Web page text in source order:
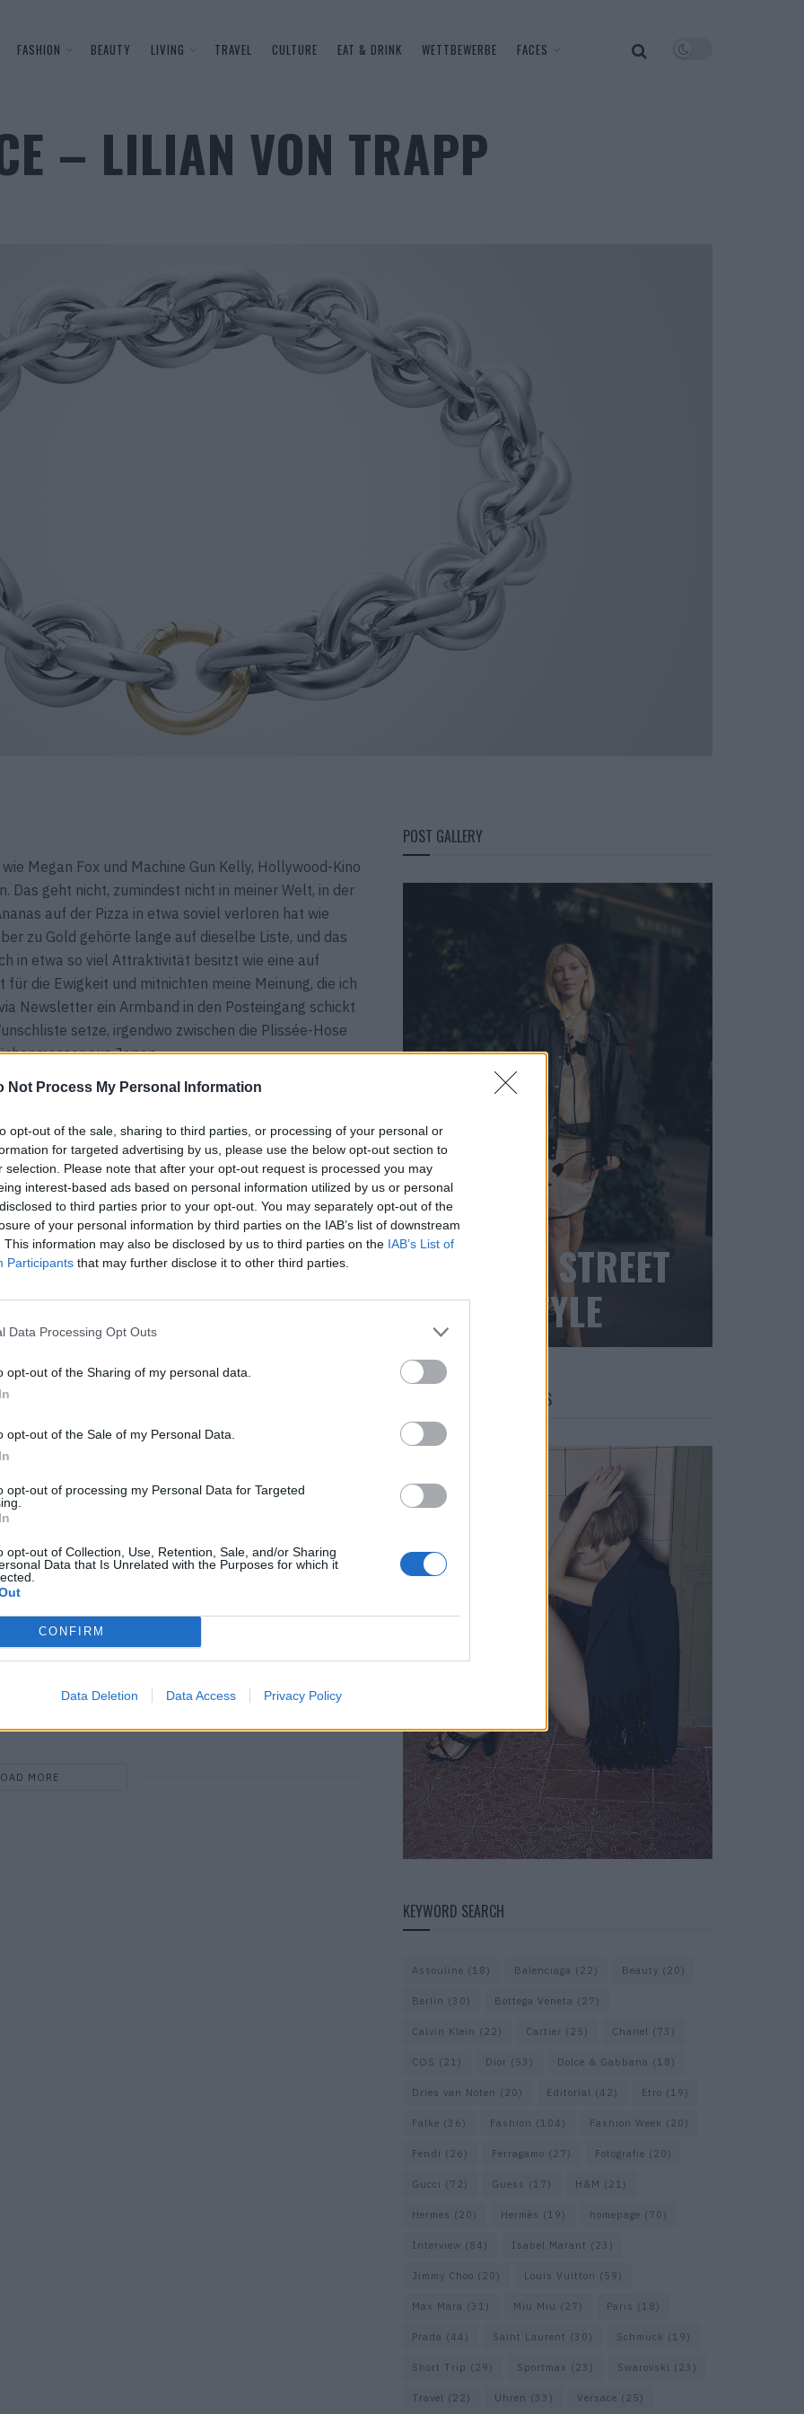
Not Process My Personal Information
opt-out of the sale, sharing to third parties, or processing of your personal or
for targeted advertising by us, please use the below opt-out section to
selection. Please note that after your opt-out request is processed you may
interest-based ads based on personal information utilized by us or personal
to third parties prior to your opt-out. You may separately opt-out of the
of your personal information by third parties on the IAB’s list of downstream
This information may also be disclosed by us to third parties on the IAB’s List of
Participants that may further disclose it to other third parties.
Data Processing Opt Outs
opt-out of the Sharing of my personal data.
opt-out of the Sale of my Personal Data.
opt-out of processing my Personal Data for Targeted
opt-out of Collection, Use, Retention, Sale, and/or Sharing
Data that Is Unrelated with the Purposes for which it
CONFIRM
Data Deletion Data Access Privacy Policy
FASHION BEAUTY LIVING TRAVEL CULTURE EAT & DRINK WETTBEWERBE FACES
– LILIAN VON TRAPP
Megan Fox und Machine Gun Kelly, Hollywood-Kino
Das geht nicht, zumindest nicht in meiner Welt, in der
auf der Pizza in etwa soviel verloren hat wie
zu Gold gehörte lange auf dieselbe Liste, und das
in etwa so viel Attraktivität besitzt wie eine auf
die Ewigkeit und mitnichten meine Meinung, die ich
Newsletter ein Armband in den Posteingang schickt
setze, irgendwo zwischen die Plissée-Hose
aus Japan.
Schmuck Silberschmuck
FASHION
Director Jeffrey Sebelia im Interview
Bambuswaldes
MORE
POST GALLERY
BLACK STREET
STYLE
FACES FASHION EDITORIALS
KEYWORD SEARCH
Assouline (18) Balenciaga (22) Beauty (20)
Berlin (30) Bottega Veneta (27)
Calvin Klein (22) Cartier (25) Chanel (73)
COS (21) Dior (53) Dolce & Gabbana (18)
Dries van Noten (20) Editorial (42) Etro (19)
Falke (36) Fashion (104) Fashion Week (20)
Fendi (26) Ferragamo (27) Fotografie (20)
Gucci (72) Guess (17) H&M (21)
Hermes (20) Hermès (19) homepage (70)
Interview (84) Isabel Marant (23)
Jimmy Choo (20) Louis Vuitton (59)
Max Mara (31) Miu Miu (27) Paris (18)
Prada (44) Saint Laurent (30) Schmuck (19)
Short Trip (29) Sportmax (23) Swarovski (23)
Travel (22) Uhren (33) Versace (25)